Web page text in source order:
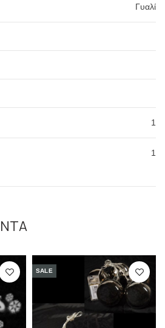
Γυαλί
1
1
SALE